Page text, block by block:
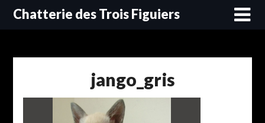
SkipChatterie des Trois Figuiers
jango_gris